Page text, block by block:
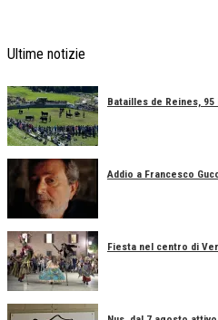
Ultime notizie
Batailles de Reines,
Addio a Francesco
Fiesta nel centro di